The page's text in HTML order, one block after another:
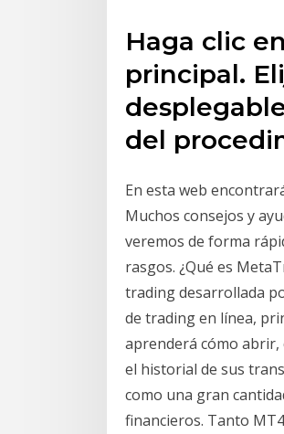
Haga clic
principal.
del
En esta web
Muchos consejos y
veremos de forma
rasgos. ¿Qué es
trading desarrollada
de trading en línea,
aprenderá cómo
el historial de sus
como una gran
financieros. Tanto